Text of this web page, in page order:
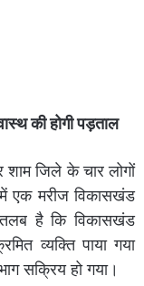
की होगी पड़ताल
जिले के चार लोगों
एक मरीज विकासखंड
है कि विकासखंड
व्यक्ति पाया गया
सक्रिय हो गया।